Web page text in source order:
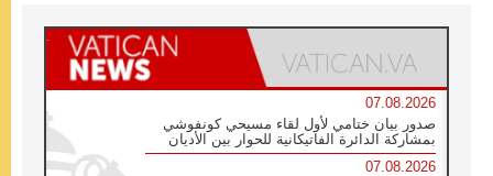
07.08.2026
صدور بيان ختامي لأول لقاء مسيحي كونفوشي
بمشاركة الدائرة الفاتيكانية للحوار بين الأديان
07.08.2026